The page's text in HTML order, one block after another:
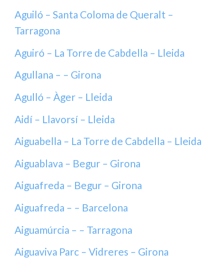
Aguiló – Santa Coloma de Queralt –
Tarragona
Aguiró – La Torre de Cabdella – Lleida
Agullana – – Girona
Agulló – Àger – Lleida
Aidí – Llavorsí – Lleida
Aiguabella – La Torre de Cabdella – Lleida
Aiguablava – Begur – Girona
Aiguafreda – Begur – Girona
Aiguafreda – – Barcelona
Aiguamúrcia – – Tarragona
Aiguaviva Parc – Vidreres – Girona